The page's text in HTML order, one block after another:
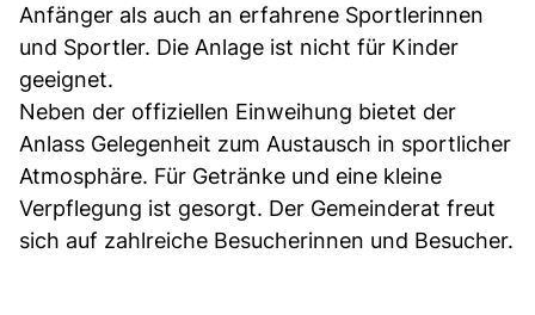
Anfänger als auch an erfahrene Sportlerinnen
und Sportler. Die Anlage ist nicht für Kinder
geeignet.
Neben der offiziellen Einweihung bietet der
Anlass Gelegenheit zum Austausch in sportlicher
Atmosphäre. Für Getränke und eine kleine
Verpflegung ist gesorgt. Der Gemeinderat freut
sich auf zahlreiche Besucherinnen und Besucher.